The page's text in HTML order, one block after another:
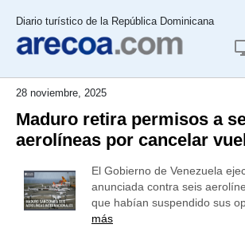
Diario turístico de la República Dominicana
28 noviembre, 2025
Maduro retira permisos a
aerolíneas por cancelar
El Gobierno de Venezuela
anunciada contra seis
que habían suspendido sus
más